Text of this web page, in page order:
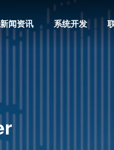
新闻资讯 系统开发